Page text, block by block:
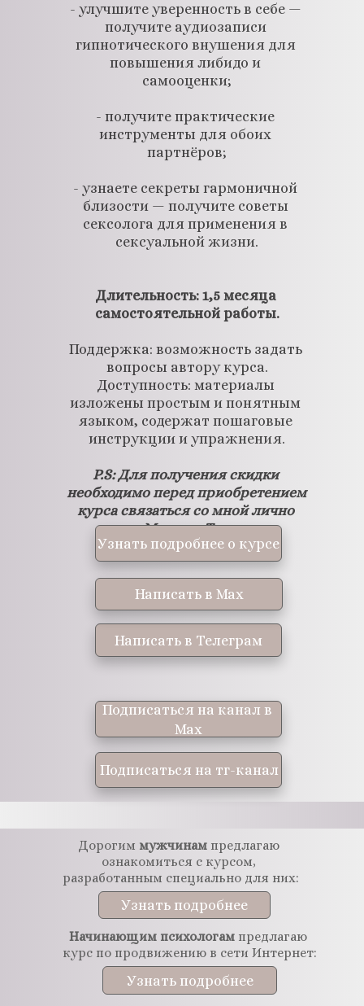
- улучшите уверенность в себе —
получите аудиозаписи
гипнотического внушения для
повышения либидо и
самооценки;
- получите практические
инструменты для обоих
партнёров;
- узнаете секреты гармоничной
близости — получите советы
сексолога для применения в
сексуальной жизни.
Длительность: 1,5 месяца
самостоятельной работы.
Поддержка: возможность задать
вопросы автору курса.
Доступность: материалы
изложены простым и понятным
языком, содержат пошаговые
инструкции и упражнения.
P.S: Для получения скидки
необходимо перед приобретением
курса связаться со мной лично
через Мах или Телеграм
(+79041196504).
Узнать подробнее о курсе
Написать в Телеграм
Написать в Мах
Подписаться на канал в
Мах
Подписаться на тг-канал
Узнать подробнее
Узнать подробнее
Дорогим мужчинам предлагаю
ознакомиться с курсом,
разработанным специально для них:
Начинающим психологам предлагаю
курс по продвижению в сети Интернет: